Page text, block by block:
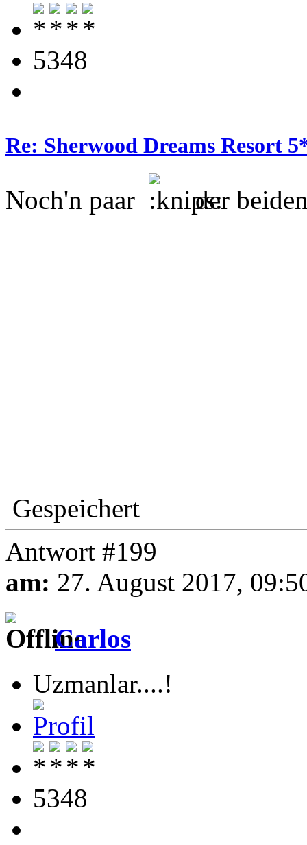
5348
Re: Sherwood Dreams Resort
Noch'n paar der
Gespeichert
Antwort #199
am: 27. August 2017,
Carlos
Uzmanlar....!
5348